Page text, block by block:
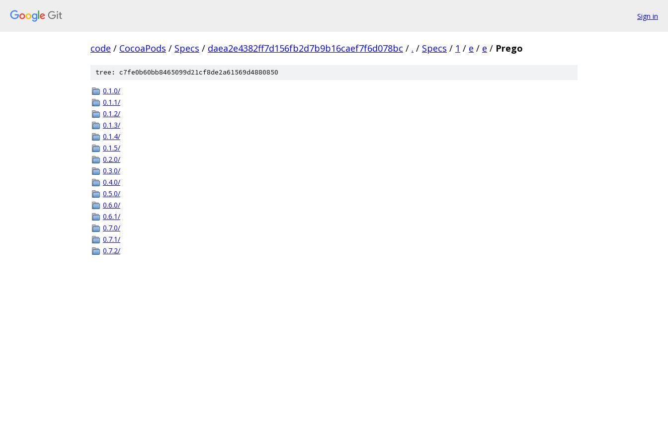
Sign in
code / CocoaPods / Specs / daea2e4382ff7d156fb2d7b9b16caef7f6d078bc / . / Specs / 1 / e / e / Prego
tree: c7fe0b60bb8465099d21cf8de2a61569d4880850
0.1.0/
0.1.1/
0.1.2/
0.1.3/
0.1.4/
0.1.5/
0.2.0/
0.3.0/
0.4.0/
0.5.0/
0.6.0/
0.6.1/
0.7.0/
0.7.1/
0.7.2/